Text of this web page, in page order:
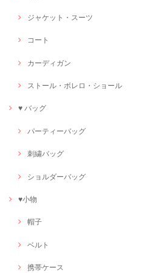
ジャケット・スーツ
コート
カーディガン
ストール・ボレロ・ショール
♥ バッグ
パーティーバッグ
刺繍バッグ
ショルダーバッグ
♥小物
帽子
ベルト
携帯ケース